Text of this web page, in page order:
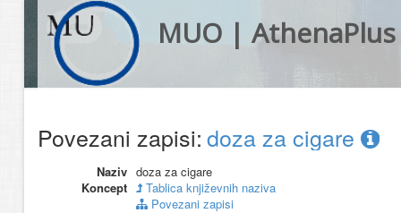
MUO | AthenaPlus
Povezani zapisi:doza za cigare
Naziv doza za cigare
Koncept
Tablica književnih naziva
Povezani zapisi